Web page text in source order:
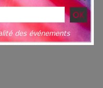
des événements